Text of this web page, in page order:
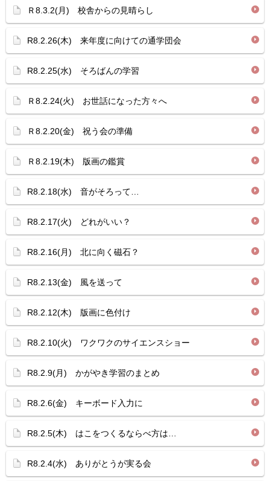
Ｒ8.3.2(月) 校舎からの見晴らし
R8.2.26(木) 来年度に向けての通学団会
R8.2.25(水) そろばんの学習
Ｒ8.2.24(火) お世話になった方々へ
Ｒ8.2.20(金) 祝う会の準備
Ｒ8.2.19(木) 版画の鑑賞
R8.2.18(水) 音がそろって…
R8.2.17(火) どれがいい？
R8.2.16(月) 北に向く磁石？
R8.2.13(金) 風を送って
R8.2.12(木) 版画に色付け
R8.2.10(火) ワクワクのサイエンスショー
R8.2.9(月) かがやき学習のまとめ
R8.2.6(金) キーボード入力に
R8.2.5(木) はこをつくるならべ方は…
R8.2.4(水) ありがとうが実る会